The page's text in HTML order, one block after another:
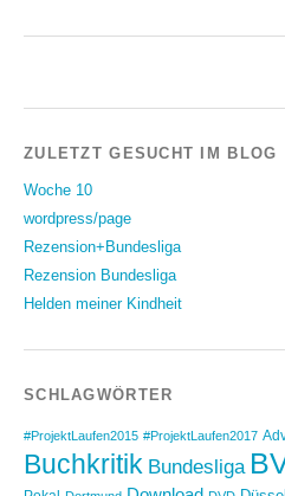
ZULETZT GESUCHT IM BLOG
Woche 10
wordpress/page
Rezension+Bundesliga
Rezension Bundesliga
Helden meiner Kindheit
SCHLAGWÖRTER
#ProjektLaufen2015 #ProjektLaufen2017
Buchkritik Bundesliga